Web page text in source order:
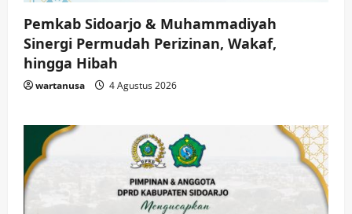
Pemkab Sidoarjo & Muhammadiyah
Sinergi Permudah Perizinan, Wakaf,
hingga Hibah
wartanusa 4 Agustus 2026